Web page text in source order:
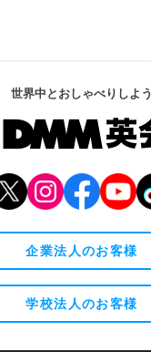
世界中とおしゃべりしよう
企業法人のお客様
学校法人のお客様